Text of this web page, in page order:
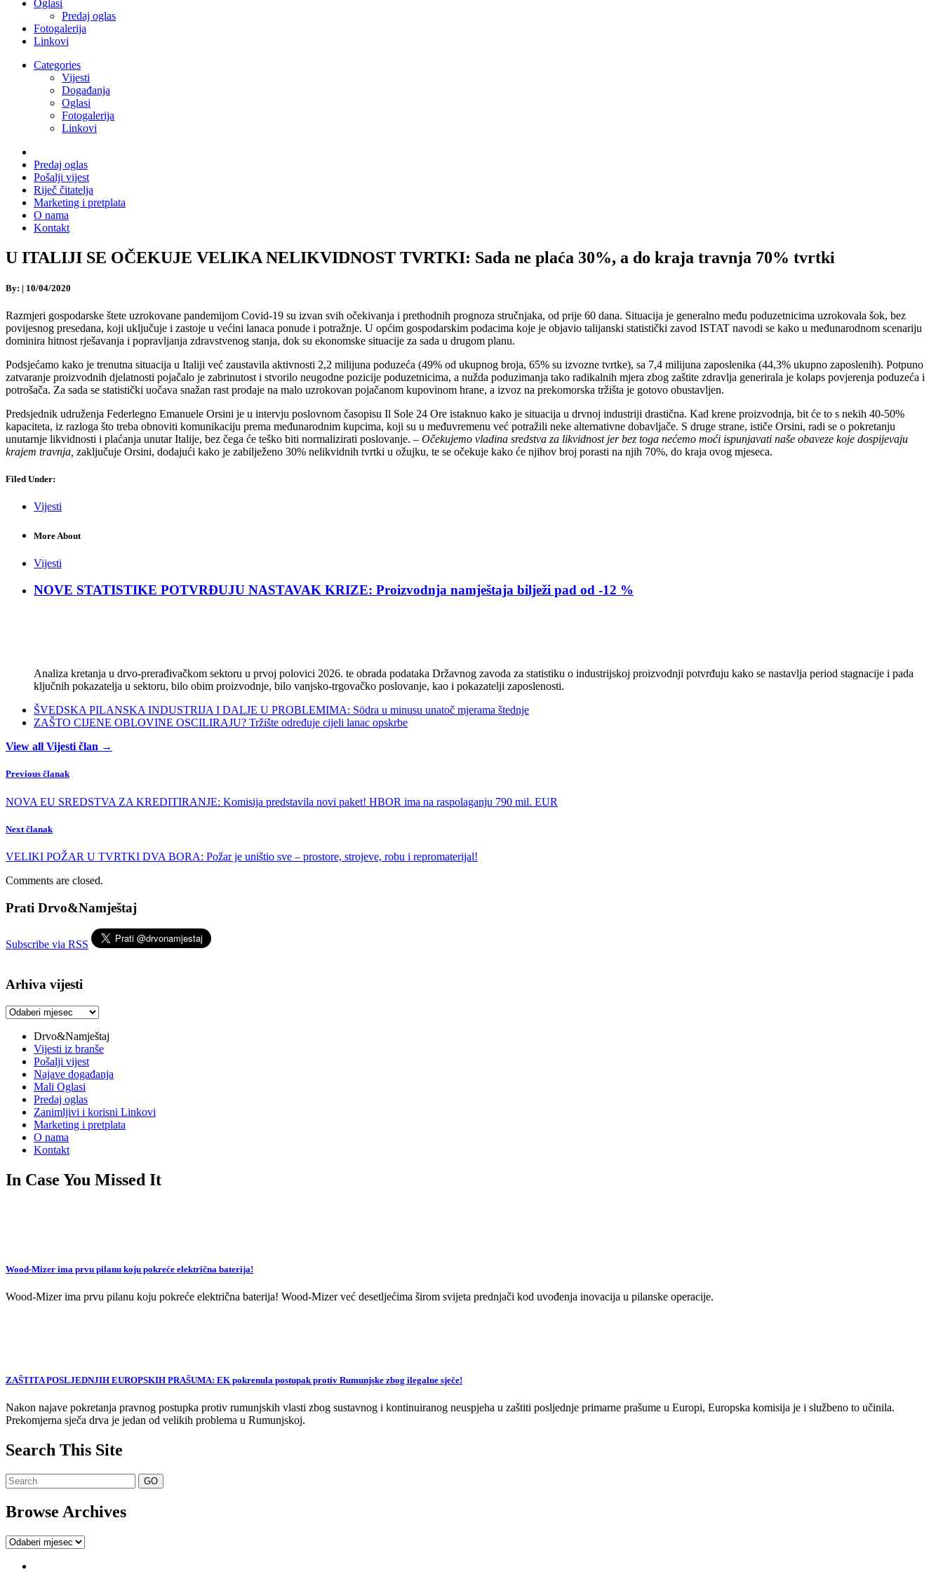
Oglasi
Predaj oglas
Fotogalerija
Linkovi
Categories
Vijesti
Događanja
Oglasi
Fotogalerija
Linkovi
Predaj oglas
Pošalji vijest
Riječ čitatelja
Marketing i pretplata
O nama
Kontakt
U ITALIJI SE OČEKUJE VELIKA NELIKVIDNOST TVRTKI: Sada ne plaća 30%, a do kraja travnja 70% tvrtki
By: | 10/04/2020
Razmjeri gospodarske štete uzrokovane pandemijom Covid-19 su izvan svih očekivanja i prethodnih prognoza stručnjaka, od prije 60 dana. Situacija je generalno među poduzetnicima uzrokovala šok, bez
povijesnog presedana, koji uključuje i zastoje u većini lanaca ponude i potražnje. U općim gospodarskim podacima koje je objavio talijanski statistički zavod ISTAT navodi se kako u međunarodnom scenariju
dominira hitnost rješavanja i popravljanja zdravstvenog stanja, dok su ekonomske situacije za sada u drugom planu.
Podsjećamo kako je trenutna situacija u Italiji već zaustavila aktivnosti 2,2 milijuna poduzeća (49% od ukupnog broja, 65% su izvozne tvrtke), sa 7,4 milijuna zaposlenika (44,3% ukupno zaposlenih). Potpuno
zatvaranje proizvodnih djelatnosti pojačalo je zabrinutost i stvorilo neugodne pozicije poduzetnicima, a nužda poduzimanja tako radikalnih mjera zbog zaštite zdravlja generirala je kolaps povjerenja poduzeća i
potrošača. Za sada se statistički uočava snažan rast prodaje na malo uzrokovan pojačanom kupovinom hrane, a izvoz na prekomorska tržišta je gotovo obustavljen.
Predsjednik udruženja Federlegno Emanuele Orsini je u intervju poslovnom časopisu Il Sole 24 Ore istaknuo kako je situacija u drvnoj industriji drastična. Kad krene proizvodnja, bit će to s nekih 40-50%
kapaciteta, iz razloga što treba obnoviti komunikaciju prema međunarodnim kupcima, koji su u međuvremenu već potražili neke alternativne dobavljače. S druge strane, ističe Orsini, radi se o pokretanju
unutarnje likvidnosti i plaćanja unutar Italije, bez čega će teško biti normalizirati poslovanje. – Očekujemo vladina sredstva za likvidnost jer bez toga nećemo moći ispunjavati naše obaveze koje dospijevaju
krajem travnja, zaključuje Orsini, dodajući kako je zabilježeno 30% nelikvidnih tvrtki u ožujku, te se očekuje kako će njihov broj porasti na njih 70%, do kraja ovog mjeseca.
Filed Under:
Vijesti
More About
Vijesti
NOVE STATISTIKE POTVRĐUJU NASTAVAK KRIZE: Proizvodnja namještaja bilježi pad od -12 %
Analiza kretanja u drvo-prerađivačkom sektoru u prvoj polovici 2026. te obrada podataka Državnog zavoda za statistiku o industrijskoj proizvodnji potvrđuju kako se nastavlja period stagnacije i pada
ključnih pokazatelja u sektoru, bilo obim proizvodnje, bilo vanjsko-trgovačko poslovanje, kao i pokazatelji zaposlenosti.
ŠVEDSKA PILANSKA INDUSTRIJA I DALJE U PROBLEMIMA: Södra u minusu unatoč mjerama štednje
ZAŠTO CIJENE OBLOVINE OSCILIRAJU? Tržište određuje cijeli lanac opskrbe
View all Vijesti član →
Previous članak
NOVA EU SREDSTVA ZA KREDITIRANJE: Komisija predstavila novi paket! HBOR ima na raspolaganju 790 mil. EUR
Next članak
VELIKI POŽAR U TVRTKI DVA BORA: Požar je uništio sve – prostore, strojeve, robu i repromaterijal!
Comments are closed.
Prati Drvo&Namještaj
Subscribe via RSS
Arhiva vijesti
Arhiva
Drvo&Namještaj
Vijesti iz branše
Pošalji vijest
Najave događanja
Mali Oglasi
Predaj oglas
Zanimljivi i korisni Linkovi
Marketing i pretplata
O nama
Kontakt
In Case You Missed It
Wood-Mizer ima prvu pilanu koju pokreće električna baterija!
Wood-Mizer ima prvu pilanu koju pokreće električna baterija! Wood-Mizer već desetljećima širom svijeta prednjači kod uvođenja inovacija u pilanske operacije.
ZAŠTITA POSLJEDNJIH EUROPSKIH PRAŠUMA: EK pokrenula postupak protiv Rumunjske zbog ilegalne sječe!
Nakon najave pokretanja pravnog postupka protiv rumunjskih vlasti zbog sustavnog i kontinuiranog neuspjeha u zaštiti posljednje primarne prašume u Europi, Europska komisija je i službeno to učinila.
Prekomjerna sječa drva je jedan od velikih problema u Rumunjskoj.
Search This Site
Browse Archives
Browse